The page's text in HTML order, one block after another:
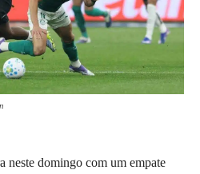
neste domingo com um empate